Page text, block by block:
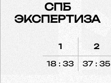
СПБ
ЭКСПЕРТИЗА
1
18 : 33
2
37 : 35